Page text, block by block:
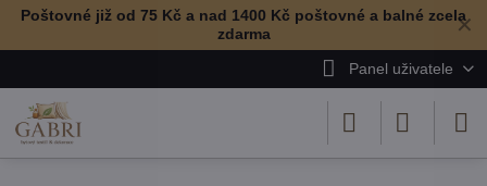
✕
Poštovné již od 75 Kč a nad 1400 Kč poštovné a balné zcela
zdarma
Panel uživatele